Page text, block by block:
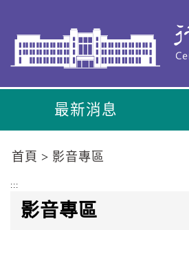
內
容
To
Center
最新消息
首頁 影音專區
:::
影音專區